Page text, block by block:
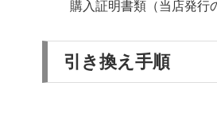
購入証明書類（当店発行
引き換え手順